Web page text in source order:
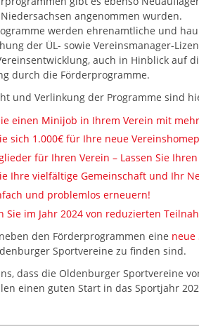
angenommen wurden.
werden ehrenamtliche und
der ÜL- sowie Vereinsmanager-
auch in Hinblick auf
durch die Förderprogramme.
und Verlinkung der Programme sind
einen Minijob in Ihrem Verein mit
sich 1.000€ für Ihre neue
für Ihren Verein – Lassen Sie
Ihre vielfältige Gemeinschaft und Ihr
und problemlos erneuern!
Sie im Jahr 2024 von reduzierten
den Förderprogrammen eine neue
Sportvereine zu finden sind.
dass die Oldenburger Sportvereine
einen guten Start in das Sportjahr